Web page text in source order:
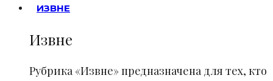
ИЗВНЕ
Извне
Рубрика «Извне» предназначена для тех, кто